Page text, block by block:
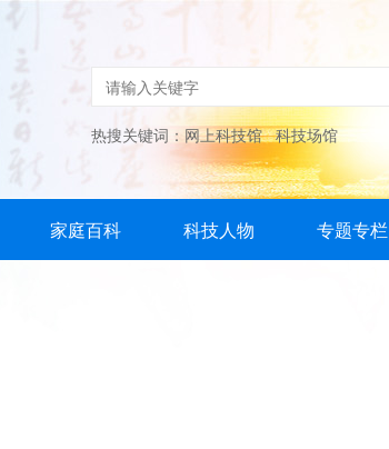
热搜关键词： 网上科技馆 科技场馆
家庭百科 科技人物 专题专栏